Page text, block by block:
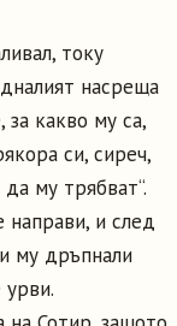
току
насреща
какво му са,
си, сиреч,
му трябват“.
направи, и след
му дръпнали